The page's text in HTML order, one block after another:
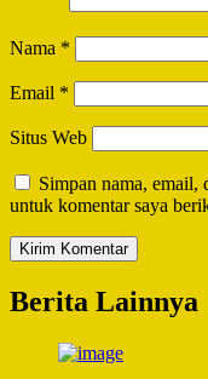
Nama *
Email *
Situs Web
Simpan nama, email,
untuk komentar saya
Berita Lainnya